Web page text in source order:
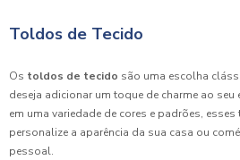
Toldos de Tecido
Os toldos de tecido são uma escolha
deseja adicionar um toque de charme ao
em uma variedade de cores e padrões,
personalize a aparência da sua casa ou
pessoal.